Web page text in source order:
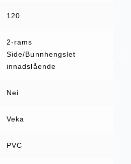
120
2-rams
Side/Bunnhengslet
innadslående
Nei
Veka
PVC